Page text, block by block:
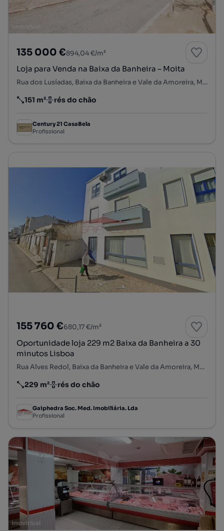
135 000 €894,04 €/m²
Loja para Venda na Baixa da Banheira – Moita
Rua dos Lusíadas, Baixa da Banheira e Vale da Amoreira, Moita, Setúbal
Preço por metro quadrado
151 m²
Andar rés do chão
Century 21 CasaBela
Profissional
155 760 €680,17 €/m²
Oportunidade loja 229 m2 Baixa da Banheira a 30
minutos Lisboa
Rua Alves Redol, Baixa da Banheira e Vale da Amoreira, Moita, Setúbal
Preço por metro quadrado
229 m²
Andar rés do chão
Gaiphedra Soc. Med. Imobiliária. Lda
Profissional